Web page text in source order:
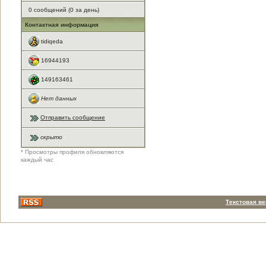
0 сообщений (0 за день)
Контактная информация
tidiqeda
16944193
149163461
Нет данных
Отправить сообщение
скрыто
* Просмотры профиля обновляются
каждый час
Текстовая